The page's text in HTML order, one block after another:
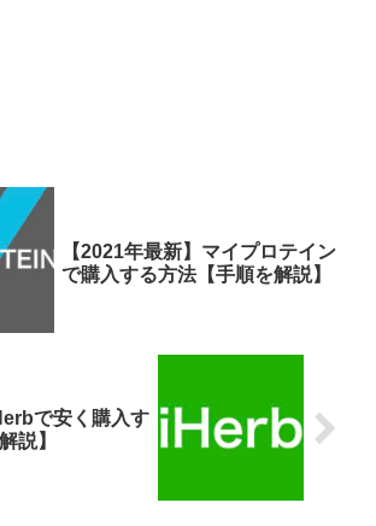
【2021年最新】マイプロテイン
で購入する方法【手順を解説】
で安く購入す
説】